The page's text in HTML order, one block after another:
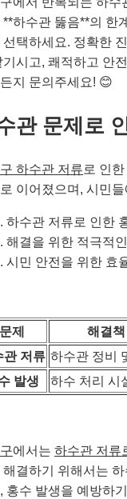
**하수관 뚫음**의 한
선택하세요. 정확한
기시고, 쾌적하고 안
지 문의주세요! 😊
관 문제로
하수관 저류로 인한
이어졌으며, 시민
하수관 저류로 인한
해결을 위한 적극적
시민 안전을 위한 효
문제
해결책
관 저류 하수관 정비
발생
하수 처리 시
에서는 하수관 저류
해결하기 위해서는
홍수 발생을 예방하